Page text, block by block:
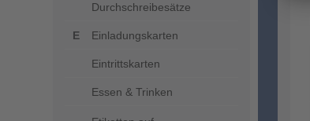
Durchschreibesätze
Einladungskarten
Eintrittskarten
Essen & Trinken